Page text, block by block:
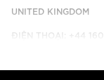
UNITED KINGDOM
ĐIỆN THOẠI: +44